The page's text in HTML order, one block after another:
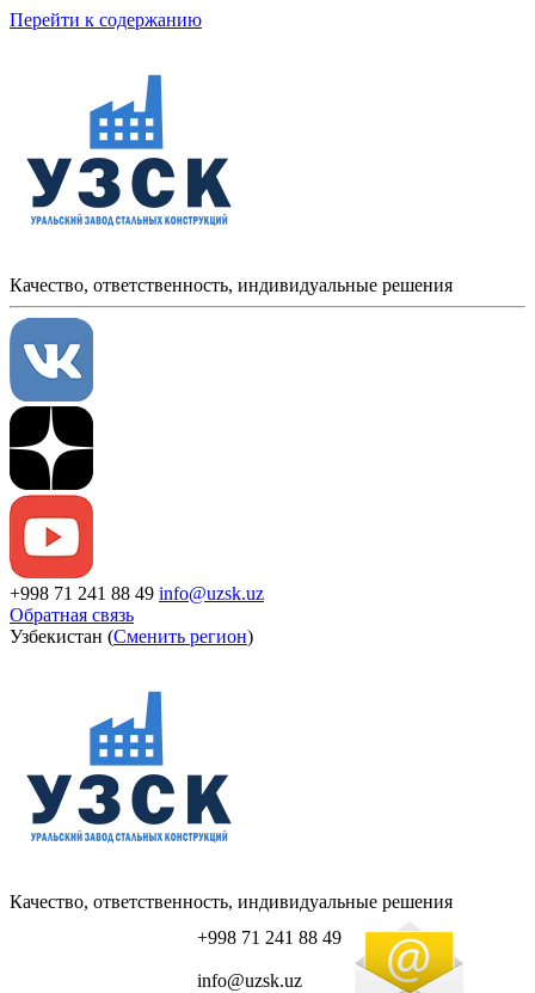
Перейти к содержанию
Качество, ответственность, индивидуальные решения
+998 71 241 88 49 info@uzsk.uz
Обратная связь
Узбекистан (Сменить регион)
Качество, ответственность, индивидуальные решения
+998 71 241 88 49
info@uzsk.uz